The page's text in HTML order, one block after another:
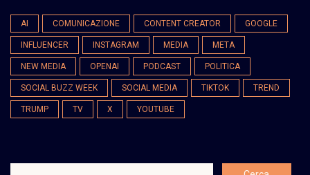
AI COMUNICAZIONE CONTENT CREATOR GOOGLE
INFLUENCER INSTAGRAM MEDIA META
NEW MEDIA OPENAI PODCAST POLITICA
SOCIAL BUZZ WEEK SOCIAL MEDIA TIKTOK TREND
TRUMP TV X YOUTUBE